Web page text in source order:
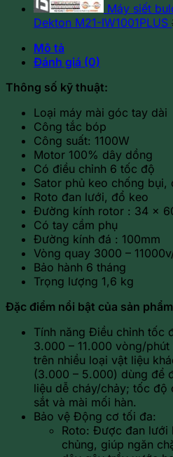
Máy siết
Dekton M21-IW1001PLUS
Mô tả
Đánh giá (0)
Thông số kỹ thuật:
Loại máy mài góc tay dài
Công tắc bóp
Công suất: 1100W
Motor 100% dây dồng
Có điều chỉnh 6 tốc độ
Sator phủ keo chống bụi,
Roto đan lưới, đổ keo
Đường kính rotor : 34 x
Có tay cầm phụ
Đường kính đá : 100mm
Vòng quay 3000 –
Bảo hành 6 tháng
Trọng lượng 1,6 kg
Đặc điểm nổi bật của sản
Tính năng Điều chỉnh tốc
3.000 – 11.000 vòng/
trên nhiều loại vật liệu
(3.000 – 5.000) dùng để
liệu dễ cháy/chảy; tốc độ
sắt và mài mối hàn.
Bảo vệ Động cơ tối đa:
Roto: Được đan lưới
chủng, giúp ngăn